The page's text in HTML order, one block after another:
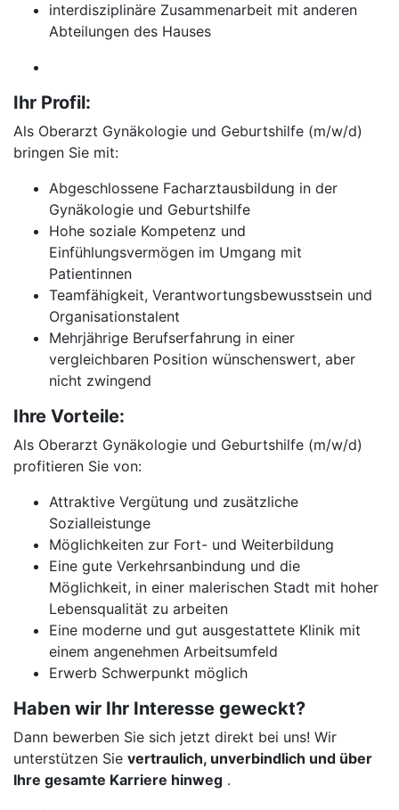
interdisziplinäre Zusammenarbeit mit anderen
Abteilungen des Hauses
Ihr Profil:
Als Oberarzt Gynäkologie und Geburtshilfe (m/w/d)
bringen Sie mit:
Abgeschlossene Facharztausbildung in der
Gynäkologie und Geburtshilfe
Hohe soziale Kompetenz und
Einfühlungsvermögen im Umgang mit
Patientinnen
Teamfähigkeit, Verantwortungsbewusstsein und
Organisationstalent
Mehrjährige Berufserfahrung in einer
vergleichbaren Position wünschenswert, aber
nicht zwingend
Ihre Vorteile:
Als Oberarzt Gynäkologie und Geburtshilfe (m/w/d)
profitieren Sie von:
Attraktive Vergütung und zusätzliche
Sozialleistunge
Möglichkeiten zur Fort- und Weiterbildung
Eine gute Verkehrsanbindung und die
Möglichkeit, in einer malerischen Stadt mit hoher
Lebensqualität zu arbeiten
Eine moderne und gut ausgestattete Klinik mit
einem angenehmen Arbeitsumfeld
Erwerb Schwerpunkt möglich
Haben wir Ihr Interesse geweckt?
Dann bewerben Sie sich jetzt direkt bei uns! Wir
unterstützen Sie vertraulich, unverbindlich und über
Ihre gesamte Karriere hinweg .